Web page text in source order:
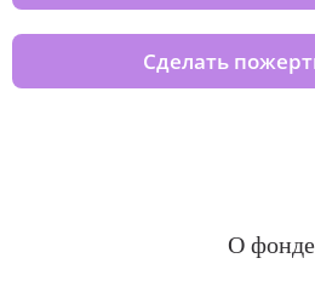
Сделать
О фонде